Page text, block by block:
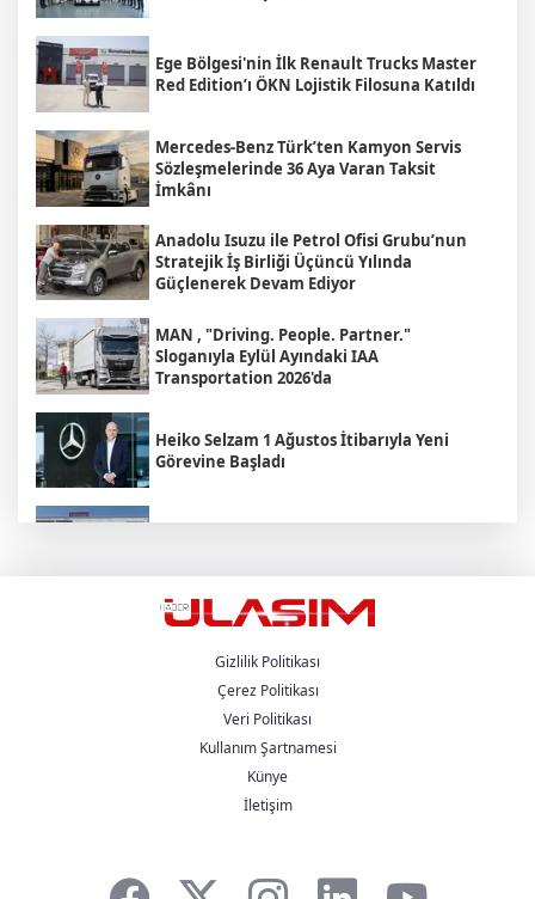
Ege Bölgesi'nin İlk Renault Trucks Master
Red Edition’ı ÖKN Lojistik Filosuna Katıldı
Mercedes-Benz Türk’ten Kamyon Servis
Sözleşmelerinde 36 Aya Varan Taksit
İmkânı
Anadolu Isuzu ile Petrol Ofisi Grubu’nun
Stratejik İş Birliği Üçüncü Yılında
Güçlenerek Devam Ediyor
MAN , "Driving. People. Partner."
Sloganıyla Eylül Ayındaki IAA
Transportation 2026'da
Heiko Selzam 1 Ağustos İtibarıyla Yeni
Görevine Başladı
UND Genişletilmiş Yönetim Kurulu
Sponsorluğunda Kayseri’de Gerçekleştirildi
Metro Turizm’in Premium Tercihi Neoplan
Skyliner Oldu
Mercedes-Benz Türk Dijital Hizmetleriyle
Gizlilik Politikası
Çerez Politikası
Veri Politikası
Kullanım Şartnamesi
Künye
İletişim